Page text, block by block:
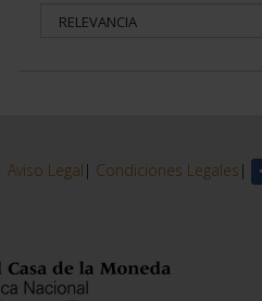
Aviso Legal | Condiciones Legales |